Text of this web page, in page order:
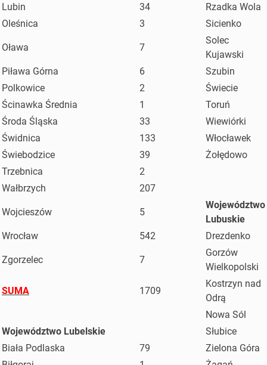
Lubin
34
Rzadka Wola
Oleśnica
3 Sicienko
Oława 7
Solec
Kujawski
Piława Górna
6
Szubin
Polkowice
2
Świecie
Ścinawka Średnia
1
Toruń
Środa Śląska
33
Wiewiórki
Świdnica
133
Włocławek
Świebodzice
39
Żołędowo
Trzebnica
2
Wałbrzych
207
Wojcieszów 5
Województwo
Lubuskie
Wrocław
542 Drezdenko
Zgorzelec 7
Gorzów
Wielkopolski
SUMA 1709
Kostrzyn nad
Odrą
Nowa Sól
Województwo Lubelskie
Słubice
Biała Podlaska
79
Zielona Góra